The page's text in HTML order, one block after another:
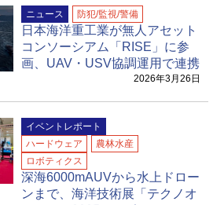
ニュース 防犯/監視/警備
日本海洋重工業が無人アセット
コンソーシアム「RISE」に参
画、UAV・USV協調運用で連携
2026年3月26日
イベントレポート
ハードウェア
農林水産
ロボティクス
深海6000mAUVから水上ドロー
ンまで、海洋技術展「テクノオ